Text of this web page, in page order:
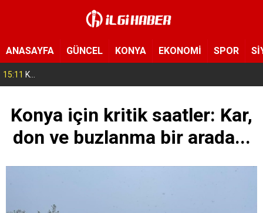
ANASAYFA GÜNCEL KONYA EKONOMİ SPOR
15:11 Konya’da zabıta ve polis sahada! Toplu taşıma araçları tek tek denetleniyor
Konya için kritik saatler: Kar,
don ve buzlanma bir arada...